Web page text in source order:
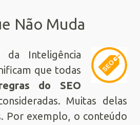
Não Muda
da Inteligência
que todas
do SEO
Muitas delas
Por exemplo, o conteúdo